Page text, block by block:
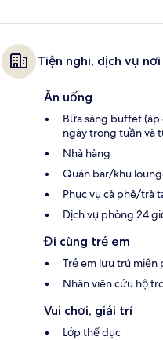
Tiện nghi, dịch vụ
Ăn uống
Bữa sáng buffet
ngày trong tuần và
Nhà hàng
Quán bar/khu
Phục vụ cà phê/trà
Dịch vụ phòng 24
Đi cùng trẻ em
Trẻ em lưu trú miễn
Nhân viên cứu hộ
Vui chơi, giải trí
Lớp thể dục